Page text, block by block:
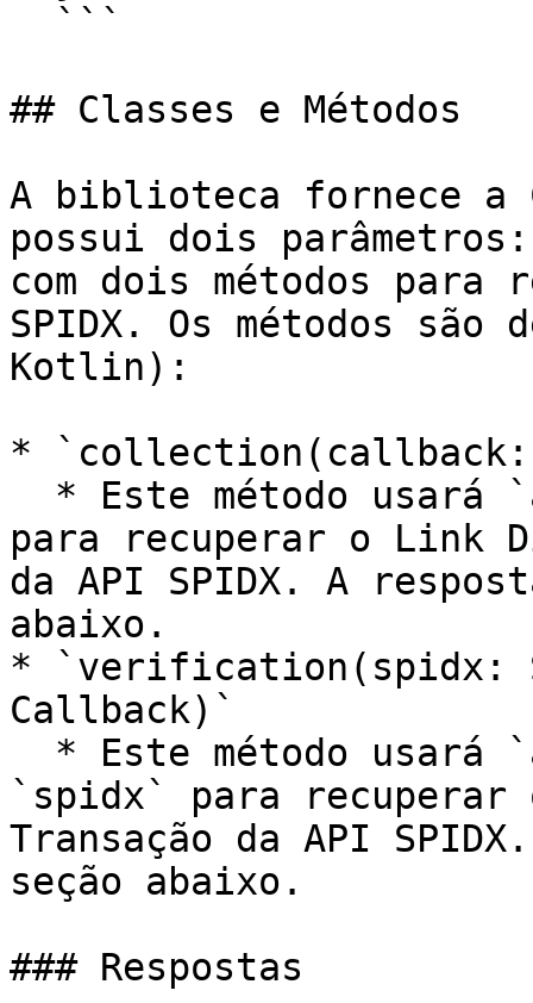
## Classes e Métodos
A biblioteca fornece a
possui dois
com dois métodos para
SPIDX. Os métodos
Kotlin):
*
para recuperar o Link
da API SPIDX. A
abaixo.
* `verification(spidx:
Callback)`
`spidx` para recuperar
Transação da API
seção abaixo.
### Respostas